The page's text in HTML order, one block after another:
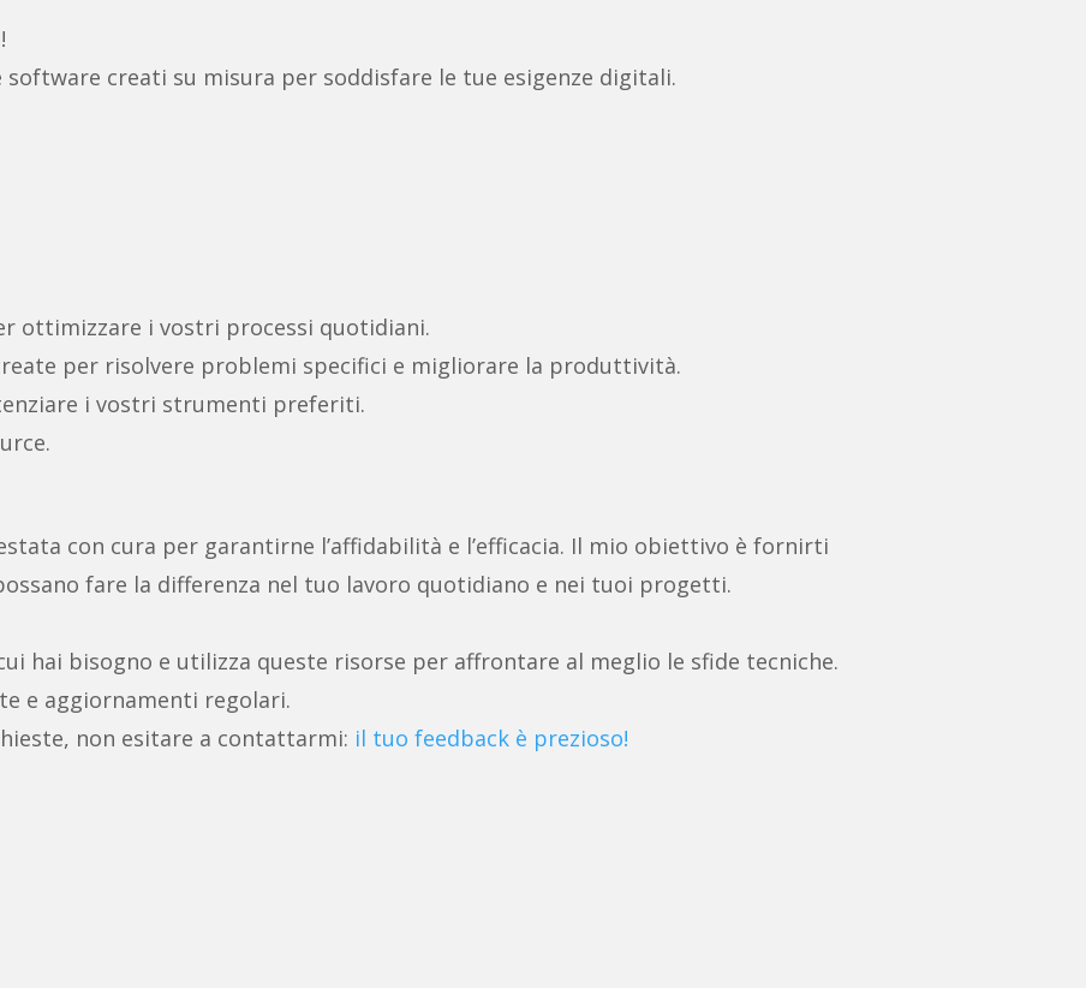
creati su misura per soddisfare le tue esigenze digitali.
ottimizzare i vostri processi quotidiani.
per risolvere problemi specifici e migliorare la produttività.
i vostri strumenti preferiti.
con cura per garantirne l’affidabilità e l’efficacia. Il mio obiettivo è fornirti
fare la differenza nel tuo lavoro quotidiano e nei tuoi progetti.
hai bisogno e utilizza queste risorse per affrontare al meglio le sfide tecniche.
e aggiornamenti regolari.
non esitare a contattarmi: il tuo feedback è prezioso!